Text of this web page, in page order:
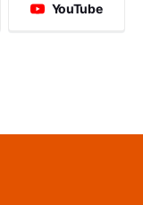
YouTube